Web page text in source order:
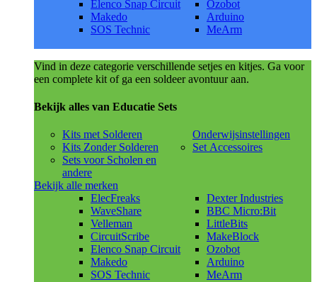
Elenco Snap Circuit
Makedo
SOS Technic
Ozobot
Arduino
MeArm
Vind in deze categorie verschillende setjes en kitjes. Ga voor
een complete kit of ga een soldeer avontuur aan.
Bekijk alles van Educatie Sets
Kits met Solderen
Kits Zonder Solderen
Sets voor Scholen en
andere
Onderwijsinstellingen
Set Accessoires
Bekijk alle merken
ElecFreaks
WaveShare
Velleman
CircuitScribe
Elenco Snap Circuit
Makedo
SOS Technic
Dexter Industries
BBC Micro:Bit
LittleBits
MakeBlock
Ozobot
Arduino
MeArm